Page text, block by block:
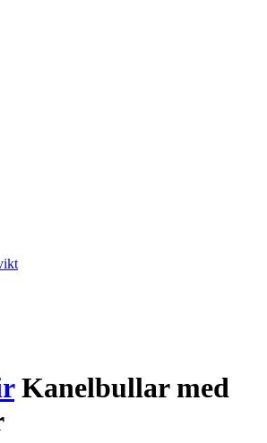
Kanelbullar med